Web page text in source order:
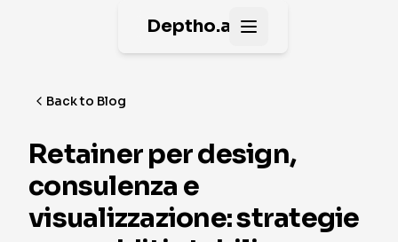
Deptho.ai Open main menu
Back to Blog
Retainer per design,
consulenza e
visualizzazione: strategie